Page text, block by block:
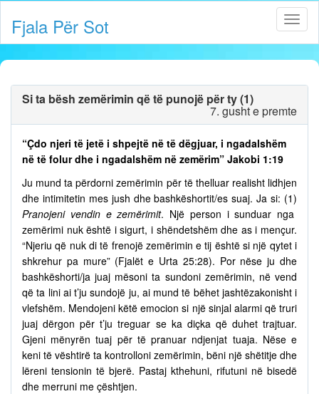
Fjala Për Sot
Si ta bësh zemërimin që të punojë për ty (1)
7. gusht e premte
“Çdo njeri të jetë i shpejtë në të dëgjuar, i ngadalshëm
në të folur dhe i ngadalshëm në zemërim” Jakobi 1:19
Ju mund ta përdorni zemërimin për të thelluar realisht lidhjen
dhe intimitetin mes jush dhe bashkëshortit/es suaj. Ja si: (1)
Pranojeni vendin e zemërimit. Një person i sunduar nga
zemërimi nuk është i sigurt, i shëndetshëm dhe as i mençur.
“Njeriu që nuk di të frenojë zemërimin e tij është si një qytet i
shkrehur pa mure” (Fjalët e Urta 25:28). Por nëse ju dhe
bashkëshorti/ja juaj mësoni ta sundoni zemërimin, në vend
që ta lini ai t’ju sundojë ju, ai mund të bëhet jashtëzakonisht i
vlefshëm. Mendojeni këtë emocion si një sinjal alarmi që truri
juaj dërgon për t’ju treguar se ka diçka që duhet trajtuar.
Gjeni mënyrën tuaj për të pranuar ndjenjat tuaja. Nëse e
keni të vështirë ta kontrolloni zemërimin, bëni një shëtitje dhe
lëreni tensionin të bjerë. Pastaj kthehuni, rifutuni në bisedë
dhe merruni me çështjen.